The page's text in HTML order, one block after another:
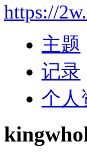
https://
主题
记录
个人